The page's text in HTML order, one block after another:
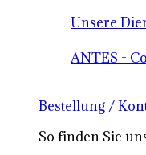
Unsere
ANTES -
Bestellung /
So finden Sie